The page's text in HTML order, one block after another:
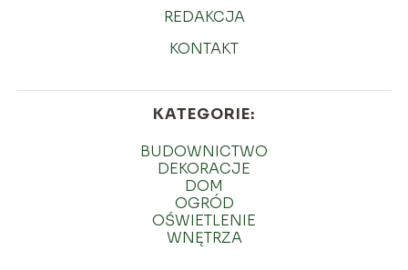
REDAKCJA
KONTAKT
KATEGORIE:
BUDOWNICTWO
DEKORACJE
DOM
OGRÓD
OŚWIETLENIE
WNĘTRZA